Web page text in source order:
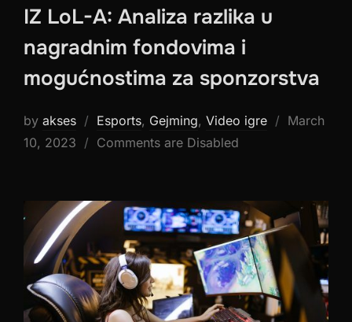
IZ LoL-A: Analiza razlika u
nagradnim fondovima i
mogućnostima za sponzorstva
by akses Esports, Gejming, Video igre
Posted
March
10, 2023
Comments are Disabled